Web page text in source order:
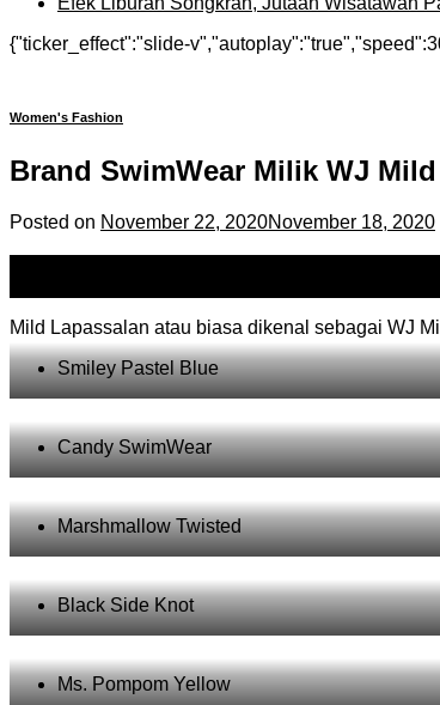
{"ticker_effect":"slide-
Women's Fashion
Brand SwimWear Milik WJ Mild
Posted on November 22, 2020November 18, 2020
Mild Lapassalan atau biasa dikenal sebagai WJ
Smiley Pastel Blue
Candy SwimWear
Marshmallow Twisted
Black Side Knot
Ms. Pompom Yellow